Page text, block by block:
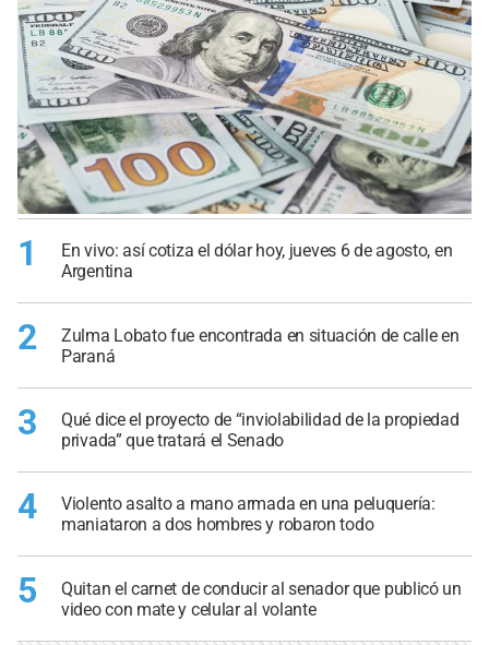
1
En vivo: así cotiza el dólar hoy, jueves 6 de agosto, en
Argentina
2
Zulma Lobato fue encontrada en situación de calle en
Paraná
3
Qué dice el proyecto de “inviolabilidad de la propiedad
privada” que tratará el Senado
4
Violento asalto a mano armada en una peluquería:
maniataron a dos hombres y robaron todo
5
Quitan el carnet de conducir al senador que publicó un
video con mate y celular al volante